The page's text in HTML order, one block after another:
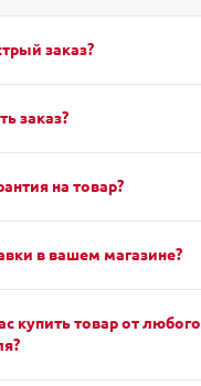
заказ?
заказ?
на товар?
в вашем магазине?
купить товар от любого